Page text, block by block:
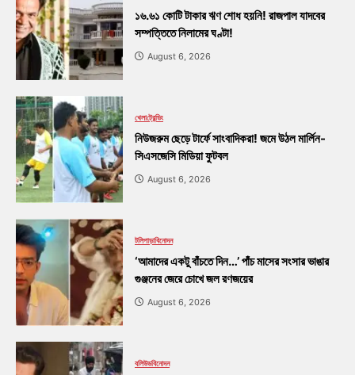
১৬.৬১ কোটি টাকার ঋণ শোধ হয়নি! রাজপাল যাদবের
সম্পত্তিতে নিলামের ঘণ্টা!
August 6, 2026
খেলাট্রেন্ডিং
নিউজরুম ছেড়ে টার্ফে সাংবাদিকরা! জমে উঠল মার্লিন-
সিএসজেসি মিডিয়া ফুটবল
August 6, 2026
টলিপাড়াবিনোদন
‘আমাদের একটু বাঁচতে দিন…’ পাঁচ মাসের সংসার ভাঙার
গুঞ্জনের জেরে চোখে জল রণজয়ের
August 6, 2026
বলিউডবিনোদন